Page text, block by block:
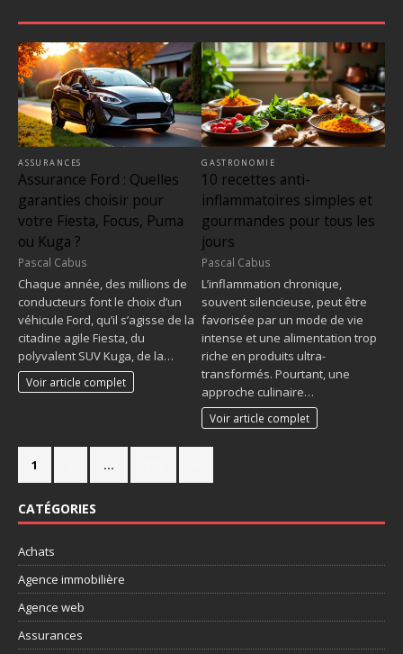
ASSURANCES
Assurance Ford : Quelles
garanties choisir pour
votre Fiesta, Focus, Puma
ou Kuga ?
Pascal Cabus
Chaque année, des millions de
conducteurs font le choix d’un
véhicule Ford, qu’il s’agisse de la
citadine agile Fiesta, du
polyvalent SUV Kuga, de la…
Voir article complet
GASTRONOMIE
10 recettes anti-
inflammatoires simples et
gourmandes pour tous les
jours
Pascal Cabus
L’inflammation chronique,
souvent silencieuse, peut être
favorisée par un mode de vie
intense et une alimentation trop
riche en produits ultra-
transformés. Pourtant, une
approche culinaire…
Voir article complet
1 …
CATÉGORIES
Achats
Agence immobilière
Agence web
Assurances